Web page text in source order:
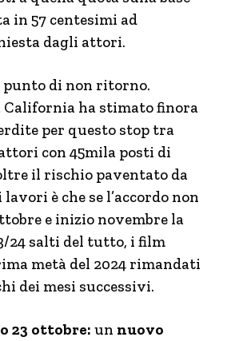
in 57 centesimi ad
dagli attori.
punto di non ritorno.
California ha stimato finora
per questo stop tra
con 45mila posti di
il rischio paventato da
è che se l’accordo non
e inizio novembre la
24 salti del tutto, i film
metà del 2024 rimandati
dei mesi successivi.
23 ottobre: un nuovo